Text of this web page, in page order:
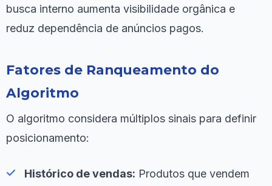
busca interno aumenta visibilidade orgânica e
reduz dependência de anúncios pagos.
Fatores de Ranqueamento do
Algoritmo
O algoritmo considera múltiplos sinais para definir
posicionamento:
Histórico de vendas: Produtos que vendem